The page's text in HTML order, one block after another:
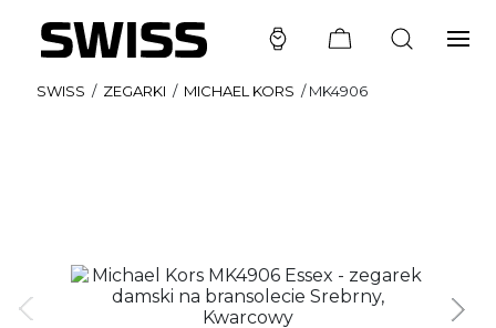
SWISS / ZEGARKI / MICHAEL KORS /MK4906